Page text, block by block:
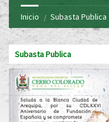
Inicio Subasta Publica
Subasta Publica